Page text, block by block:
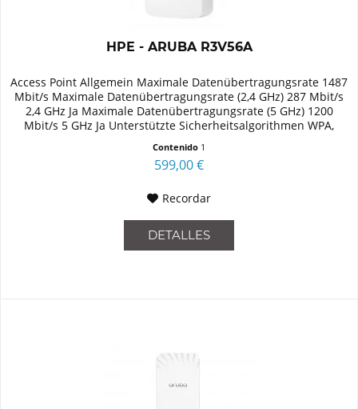
HPE - ARUBA R3V56A
Access Point Allgemein Maximale Datenübertragungsrate 1487
Mbit/s Maximale Datenübertragungsrate (2,4 GHz) 287 Mbit/s
2,4 GHz Ja Maximale Datenübertragungsrate (5 GHz) 1200
Mbit/s 5 GHz Ja Unterstützte Sicherheitsalgorithmen WPA,
Contenido 1
599,00 €
Recordar
DETALLES